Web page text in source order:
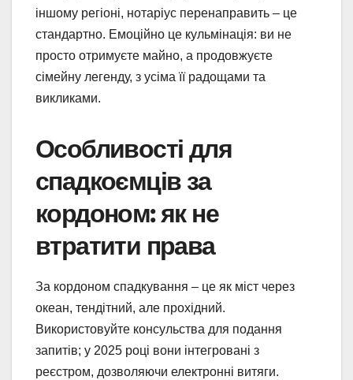
іншому регіоні, нотаріус перенаправить – це
стандартно. Емоційно це кульмінація: ви не
просто отримуєте майно, а продовжуєте
сімейну легенду, з усіма її радощами та
викликами.
Особливості для
спадкоємців за
кордоном: як не
втратити права
За кордоном спадкування – це як міст через
океан, тендітний, але прохідний.
Використовуйте консульства для подання
запитів; у 2025 році вони інтегровані з
реєстром, дозволяючи електронні витяги.